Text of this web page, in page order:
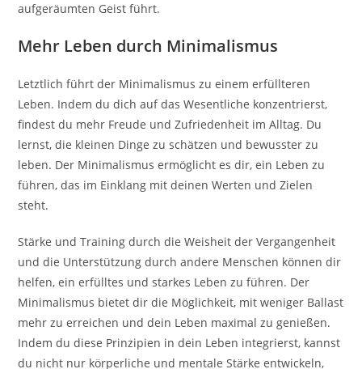
aufgeräumten Geist führt.
Mehr Leben durch Minimalismus
Letztlich führt der Minimalismus zu einem erfüllteren
Leben. Indem du dich auf das Wesentliche konzentrierst,
findest du mehr Freude und Zufriedenheit im Alltag. Du
lernst, die kleinen Dinge zu schätzen und bewusster zu
leben. Der Minimalismus ermöglicht es dir, ein Leben zu
führen, das im Einklang mit deinen Werten und Zielen
steht.
Stärke und Training durch die Weisheit der Vergangenheit
und die Unterstützung durch andere Menschen können dir
helfen, ein erfülltes und starkes Leben zu führen. Der
Minimalismus bietet dir die Möglichkeit, mit weniger Ballast
mehr zu erreichen und dein Leben maximal zu genießen.
Indem du diese Prinzipien in dein Leben integrierst, kannst
du nicht nur körperliche und mentale Stärke entwickeln,